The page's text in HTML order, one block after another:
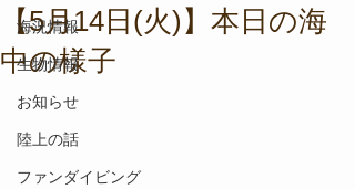
海況情報
生物情報
お知らせ
陸上の話
ファンダイビング
【5月14日(火)】本日の海
中の様子